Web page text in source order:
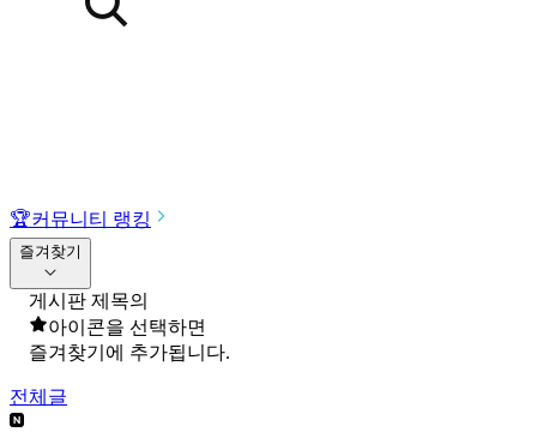
🏆커뮤니티 랭킹
즐겨찾기
게시판 제목의
아이콘을 선택하면
즐겨찾기에 추가됩니다.
전체글